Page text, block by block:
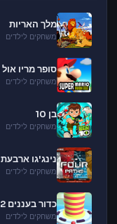
מלך האריות
משחקים לילדים
סופר מריו
משחקים לילדים
בן 10
משחקים לילדים
נינג'גו
משחקים לילדים
כדור בעננים 2
משחקים לילדים